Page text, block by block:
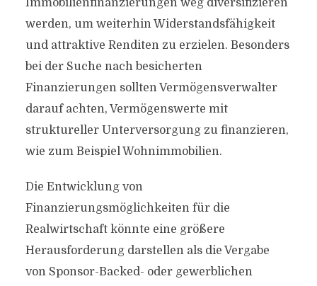
Immobilienfinanzierungen weg diversifizieren
werden, um weiterhin Widerstandsfähigkeit
und attraktive Renditen zu erzielen. Besonders
bei der Suche nach besicherten
Finanzierungen sollten Vermögensverwalter
darauf achten, Vermögenswerte mit
struktureller Unterversorgung zu finanzieren,
wie zum Beispiel Wohnimmobilien.
Die Entwicklung von
Finanzierungsmöglichkeiten für die
Realwirtschaft könnte eine größere
Herausforderung darstellen als die Vergabe
von Sponsor-Backed- oder gewerblichen